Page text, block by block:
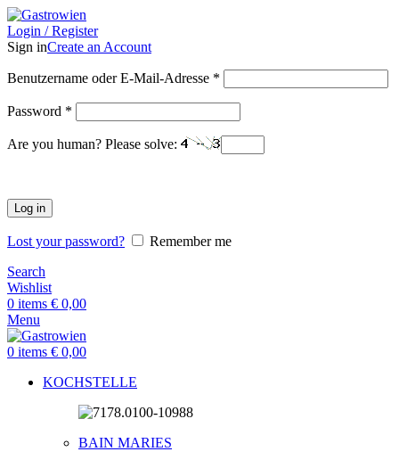
Login / Register
Sign inCreate an Account
Benutzername oder E-Mail-Adresse *
Password *
Are you human? Please solve:
Log in
Lost your password?
Remember me
Search
Wishlist
0 items € 0,00
Menu
0 items € 0,00
KOCHSTELLE
BAIN MARIES